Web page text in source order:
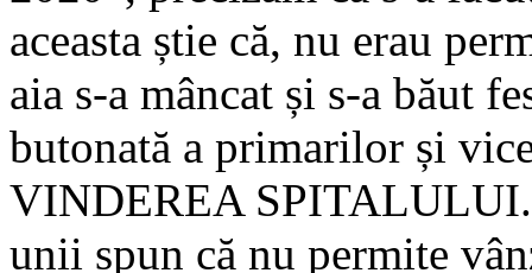
aceasta știe că, nu erau
aia s-a mâncat și s-a băut
butonată a primarilor și
VINDEREA
unii spun că nu permite